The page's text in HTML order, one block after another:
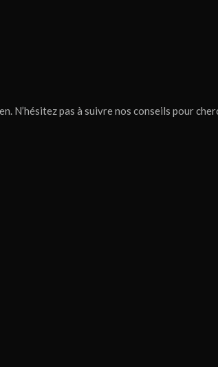
pas à suivre nos conseils pour